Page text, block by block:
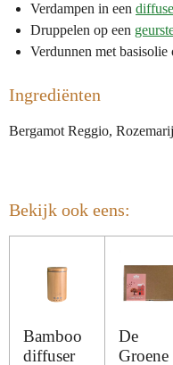
Verdampen in een
Druppelen op een
Verdunnen met
Ingrediënten
Bergamot Reggio,
Bekijk ook eens:
Bamboo
diffuser
De
Groene